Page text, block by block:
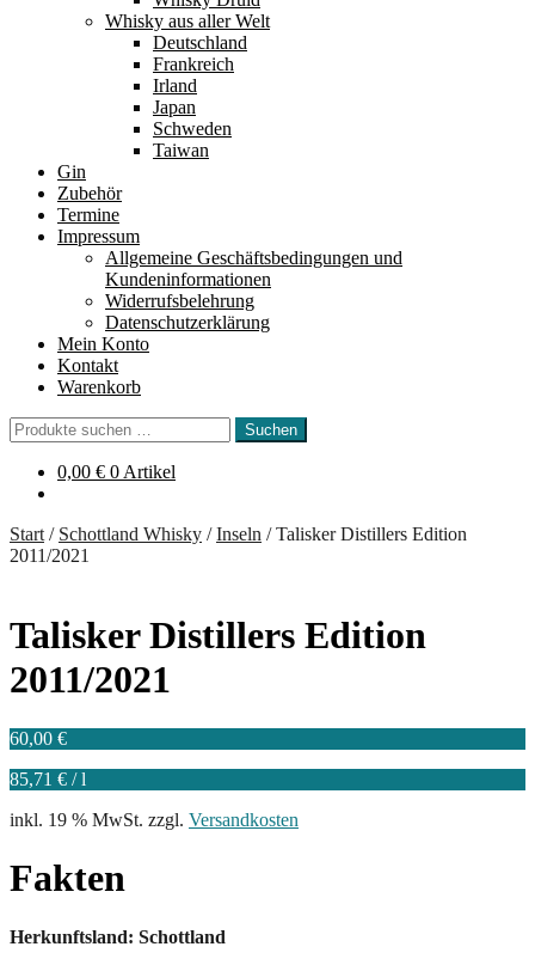
Whisky aus aller Welt
Deutschland
Frankreich
Irland
Japan
Schweden
Taiwan
Gin
Zubehör
Termine
Impressum
Allgemeine Geschäftsbedingungen und
Kundeninformationen
Widerrufsbelehrung
Datenschutzerklärung
Mein Konto
Kontakt
Warenkorb
Suchen
nach:
Suchen
0,00 € 0 Artikel
Start / Schottland Whisky /Inseln /Talisker Distillers Edition
2011/2021
Talisker Distillers Edition
2011/2021
60,00 €
85,71 € /l
inkl. 19 % MwSt. zzgl. Versandkosten
Fakten
Herkunftsland: Schottland